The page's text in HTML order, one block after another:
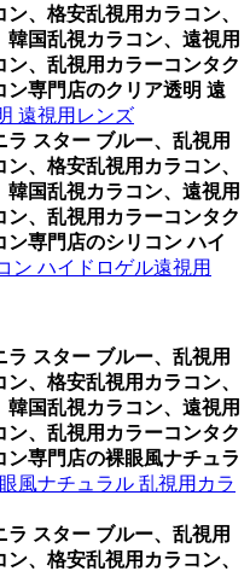
、格安乱視用カラコン、
国乱視カラコン、遠視用
ン、乱視用カラーコンタク
ン専門店のクリア透明 遠
遠視用レンズ
ラ スター ブルー、乱視用
、格安乱視用カラコン、
国乱視カラコン、遠視用
ン、乱視用カラーコンタク
ン専門店のシリコン ハイ
ン ハイドロゲル遠視用
ラ スター ブルー、乱視用
、格安乱視用カラコン、
国乱視カラコン、遠視用
ン、乱視用カラーコンタク
ン専門店の裸眼風ナチュラ
風ナチュラル 乱視用カラ
ラ スター ブルー、乱視用
、格安乱視用カラコン、